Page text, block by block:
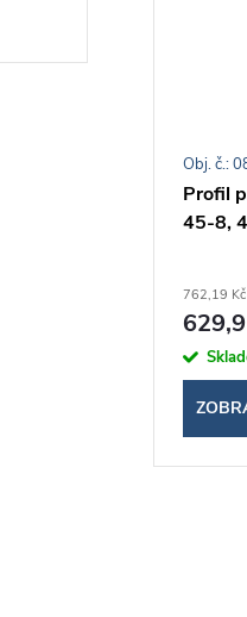
Profil
45-8,
762,19
Obj. č.: